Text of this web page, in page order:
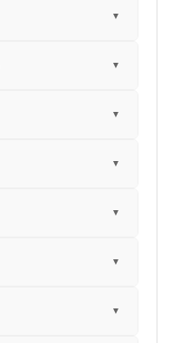
▼
▼
▼
▼
▼
▼
▼